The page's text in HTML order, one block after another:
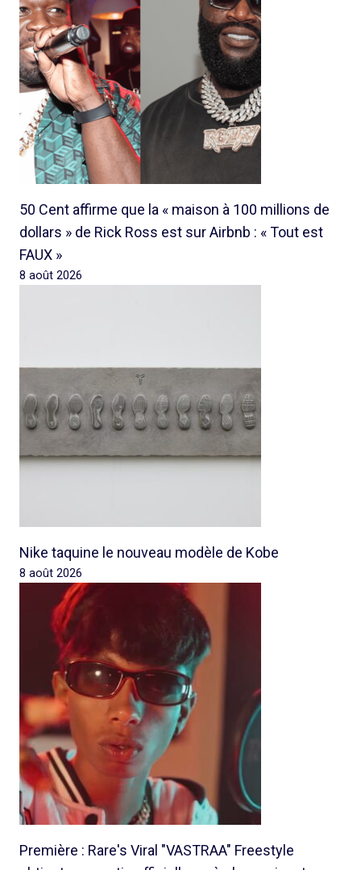
50 Cent affirme que la « maison à 100 millions de
dollars » de Rick Ross est sur Airbnb : « Tout est
FAUX »
8 août 2026
Nike taquine le nouveau modèle de Kobe
8 août 2026
Première : Rare's Viral "VASTRAA" Freestyle